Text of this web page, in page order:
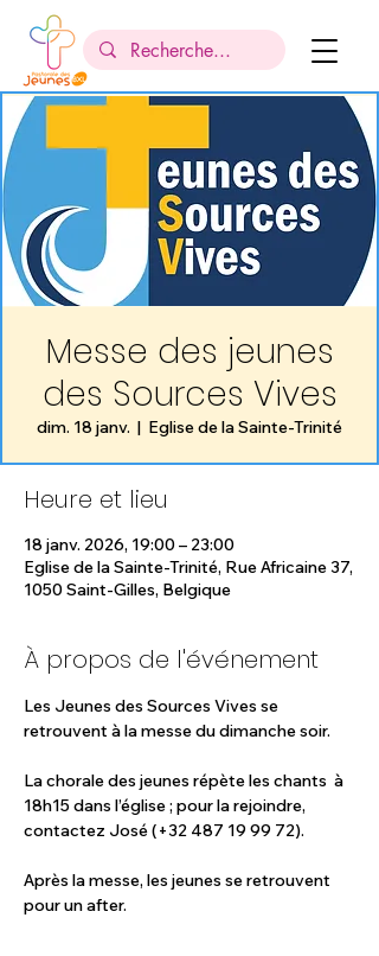
Messe des jeunes
des Sources Vives
dim. 18 janv.
  |
Eglise de la Sainte-Trinité
Heure et lieu
18 janv. 2026, 19:00 – 23:00
Eglise de la Sainte-Trinité, Rue Africaine 37,
1050 Saint-Gilles, Belgique
À propos de l'événement
Les Jeunes des Sources Vives se
retrouvent à la messe du dimanche soir.
La chorale des jeunes répète les chants  à
18h15 dans l’église ; pour la rejoindre,
contactez José (+32 487 19 99 72).
Après la messe, les jeunes se retrouvent
pour un after.